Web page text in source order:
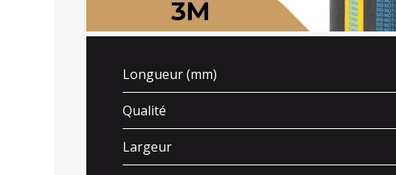
Longueur (mm)
Qualité
Largeur